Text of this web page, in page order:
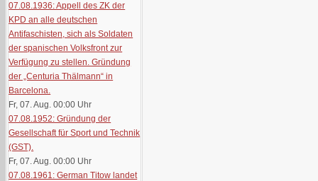
07.08.1936: Appell des ZK der
KPD an alle deutschen
Antifaschisten, sich als Soldaten
der spanischen Volksfront zur
Verfügung zu stellen. Gründung
der „Centuria Thälmann“ in
Barcelona.
Fr, 07. Aug. 00:00 Uhr
07.08.1952: Gründung der
Gesellschaft für Sport und Technik
(GST).
Fr, 07. Aug. 00:00 Uhr
07.08.1961: German Titow landet